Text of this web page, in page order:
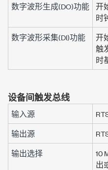
数字波形生成(DO)功能
开
时
数字波形采集(DI)功能
开
触
时
设备间触发总线
输入源
输出源
输出选择
10
出